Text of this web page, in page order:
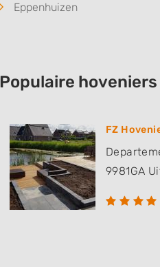
Eppenhuizen
Populaire hoveniers
FZ
9981GA